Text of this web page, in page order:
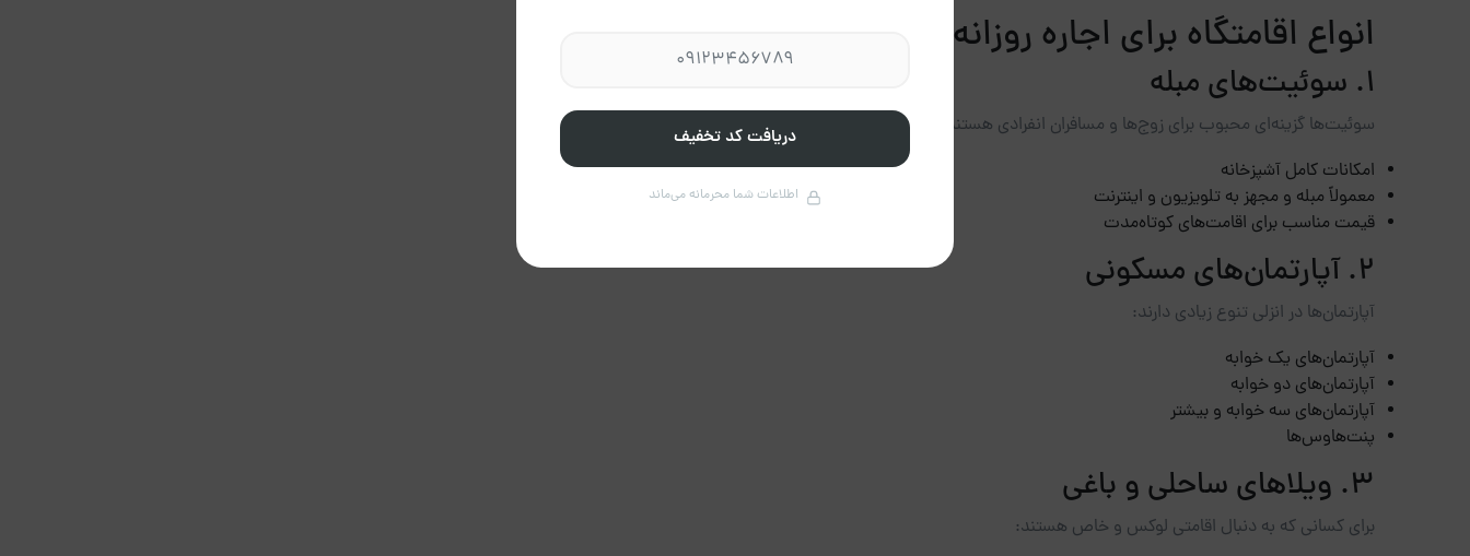
انواع اقامتگاه برای اجاره روزانه در بندر انزلی
1. سوئیت‌های مبله
سوئیت‌ها گزینه‌ای محبوب برای زوج‌ها و مسافران انفرادی هستند. ویژگی‌های اصلی این نوع اقامتگاه‌ها شامل:
امکانات کامل آشپزخانه
معمولاً مبله و مجهز به تلویزیون و اینترنت
قیمت مناسب برای اقامت‌های کوتاه‌مدت
2. آپارتمان‌های مسکونی
آپارتمان‌ها در انزلی تنوع زیادی دارند:
آپارتمان‌های یک خوابه
آپارتمان‌های دو خوابه
آپارتمان‌های سه خوابه و بیشتر
پنت‌هاوس‌ها
3. ویلاهای ساحلی و باغی
برای کسانی که به دنبال اقامتی لوکس و خاص هستند:
دریافت کد تخفیف
اطلاعات شما محرمانه می‌ماند